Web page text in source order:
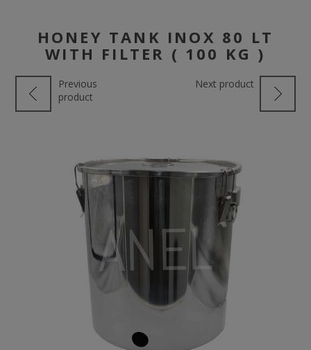
HONEY TANK ΙΝΟΧ 80 LT
WITH FILTER ( 100 KG )
Previous
product
Next product